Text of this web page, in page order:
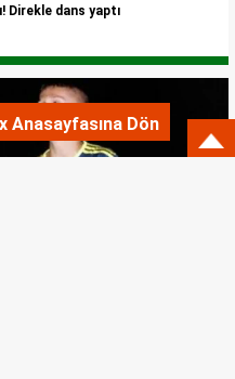
Direkle dans yaptı
Anasayfasına Dön